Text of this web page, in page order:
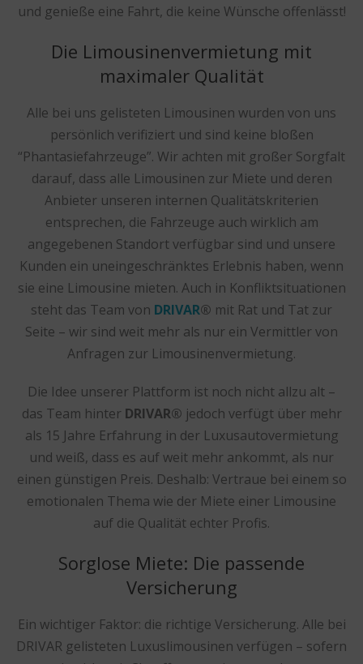
und genieße eine Fahrt, die keine Wünsche offenlässt!
Die Limousinenvermietung mit
maximaler Qualität
Alle bei uns gelisteten Limousinen wurden von uns
persönlich verifiziert und sind keine bloßen
“Phantasiefahrzeuge”. Wir achten mit großer Sorgfalt
darauf, dass alle Limousinen zur Miete und deren
Anbieter unseren internen Qualitätskriterien
entsprechen, die Fahrzeuge auch wirklich am
angegebenen Standort verfügbar sind und unsere
Kunden ein uneingeschränktes Erlebnis haben, wenn
sie eine Limousine mieten. Auch in Konfliktsituationen
steht das Team von DRIVAR® mit Rat und Tat zur
Seite – wir sind weit mehr als nur ein Vermittler von
Anfragen zur Limousinenvermietung.
Die Idee unserer Plattform ist noch nicht allzu alt –
das Team hinter DRIVAR® jedoch verfügt über mehr
als 15 Jahre Erfahrung in der Luxusautovermietung
und weiß, dass es auf weit mehr ankommt, als nur
einen günstigen Preis. Deshalb: Vertraue bei einem so
emotionalen Thema wie der Miete einer Limousine
auf die Qualität echter Profis.
Sorglose Miete: Die passende
Versicherung
Ein wichtiger Faktor: die richtige Versicherung. Alle bei
DRIVAR gelisteten Luxuslimousinen verfügen – sofern